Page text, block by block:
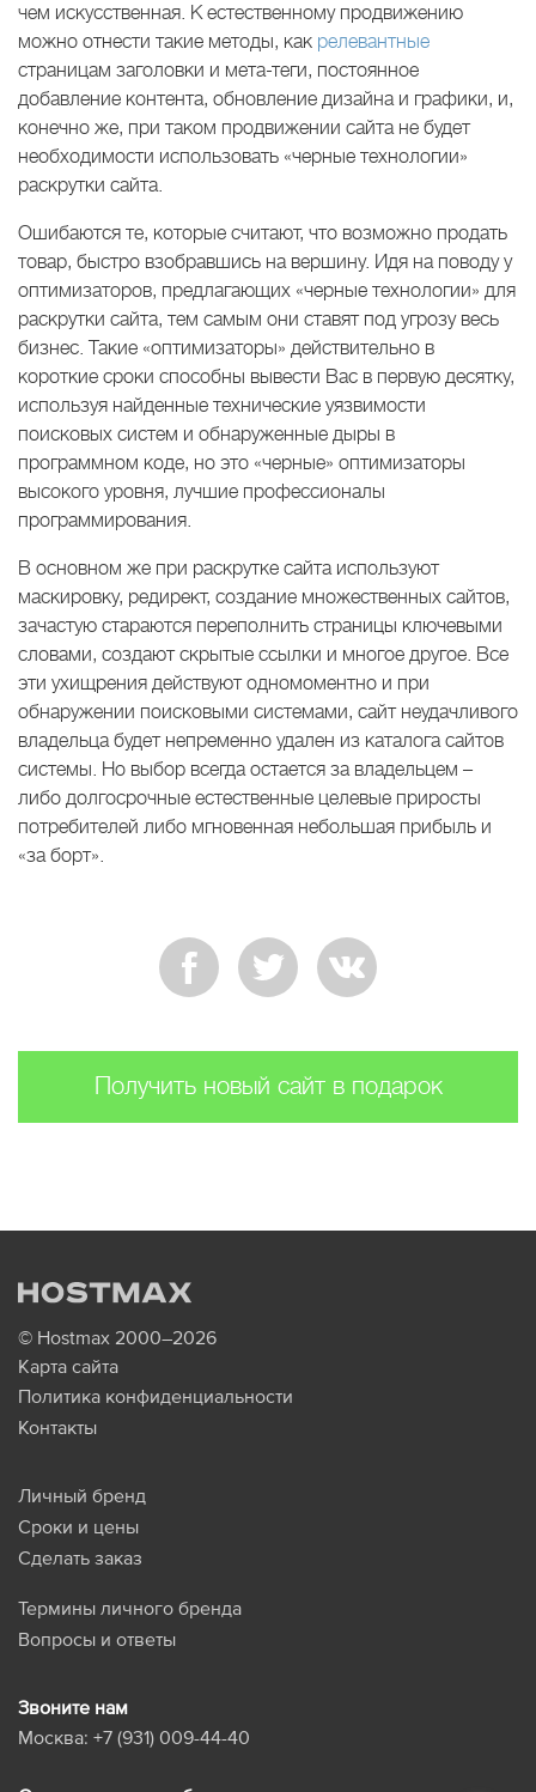
чем искусственная. К естественному продвижению
можно отнести такие методы, как релевантные
страницам заголовки и мета-теги, постоянное
добавление контента, обновление дизайна и графики, и,
конечно же, при таком продвижении сайта не будет
необходимости использовать «черные технологии»
раскрутки сайта.
Ошибаются те, которые считают, что возможно продать
товар, быстро взобравшись на вершину. Идя на поводу у
оптимизаторов, предлагающих «черные технологии» для
раскрутки сайта, тем самым они ставят под угрозу весь
бизнес. Такие «оптимизаторы» действительно в
короткие сроки способны вывести Вас в первую десятку,
используя найденные технические уязвимости
поисковых систем и обнаруженные дыры в
программном коде, но это «черные» оптимизаторы
высокого уровня, лучшие профессионалы
программирования.
В основном же при раскрутке сайта используют
маскировку, редирект, создание множественных сайтов,
зачастую стараются переполнить страницы ключевыми
словами, создают скрытые ссылки и многое другое. Все
эти ухищрения действуют одномоментно и при
обнаружении поисковыми системами, сайт неудачливого
владельца будет непременно удален из каталога сайтов
системы. Но выбор всегда остается за владельцем –
либо долгосрочные естественные целевые приросты
потребителей либо мгновенная небольшая прибыль и
«за борт».
Получить новый сайт в подарок
© Hostmax 2000–2026
Карта сайта
Политика конфиденциальности
Контакты
Личный бренд
Сроки и цены
Сделать заказ
Термины личного бренда
Вопросы и ответы
Звоните нам
Москва: +7 (931) 009-44-40